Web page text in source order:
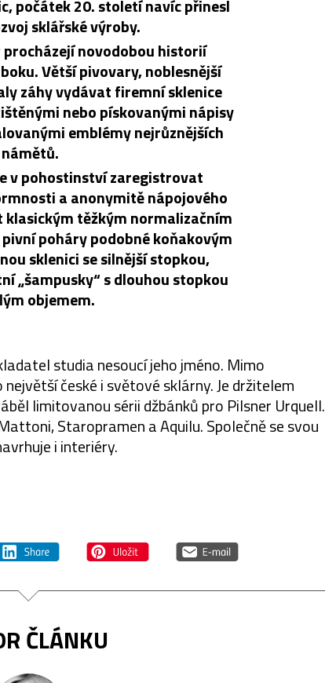
počátek 20. století navíc přinesl
sklářské výroby.
novodobou historií
Větší pivovary, noblesnější
záhy vydávat firemní sklenice
nebo pískovanými nápisy
emblémy nejrůznějších
námětů.
v pohostinství zaregistrovat
a anonymitě nápojového
těžkým normalizačním
poháry podobné koňakovým
sklenici se silnější stopkou,
„šampusky“ s dlouhou stopkou
objemem.
studia nesoucí jeho jméno. Mimo
české i světové sklárny. Je držitelem
limitovanou sérii džbánků pro Pilsner Urquell.
Staropramen a Aquilu. Společně se svou
i interiéry.
ČLÁNKU